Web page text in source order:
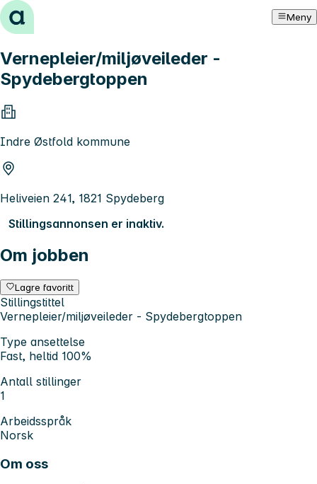
Hopp til innhold Meny
Vernepleier/miljøveileder -
Spydebergtoppen
Indre Østfold kommune
Heliveien 241, 1821 Spydeberg
Stillingsannonsen er inaktiv.
Om jobben
Lagre favoritt
Stillingstittel
Vernepleier/miljøveileder - Spydebergtoppen
Type ansettelse
Fast, heltid 100%
Antall stillinger
1
Arbeidsspråk
Norsk
Om oss